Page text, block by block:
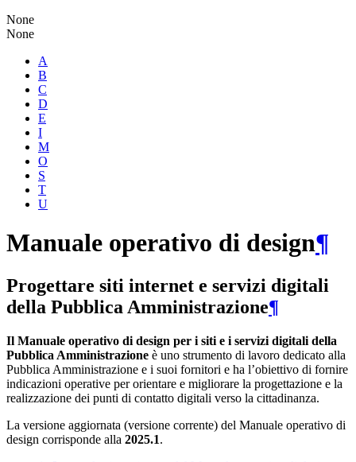
None
None
A
B
C
D
E
I
M
O
S
T
U
Manuale operativo di design¶
Progettare siti internet e servizi digitali
della Pubblica Amministrazione¶
Il Manuale operativo di design per i siti e i servizi digitali della
Pubblica Amministrazione è uno strumento di lavoro dedicato alla
Pubblica Amministrazione e i suoi fornitori e ha l’obiettivo di fornire
indicazioni operative per orientare e migliorare la progettazione e la
realizzazione dei punti di contatto digitali verso la cittadinanza.
La versione aggiornata (versione corrente) del Manuale operativo di
design corrisponde alla 2025.1.